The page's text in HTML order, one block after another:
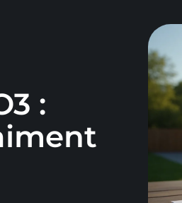
: